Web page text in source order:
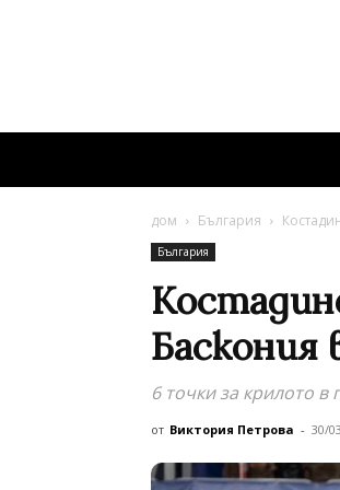
дом България
България
Баскония
6 точки за крилото в
от Виктория Петрова - 30/